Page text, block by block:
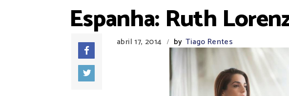
Espanha: Ruth
abril 17, 2014 / by Tiago Rentes